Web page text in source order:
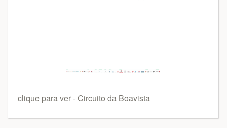
clique para ver - Circuito da Boavista